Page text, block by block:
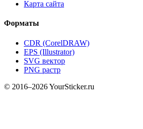
Карта сайта
Форматы
CDR (CorelDRAW)
EPS (Illustrator)
SVG вектор
PNG растр
© 2016–2026 YourSticker.ru